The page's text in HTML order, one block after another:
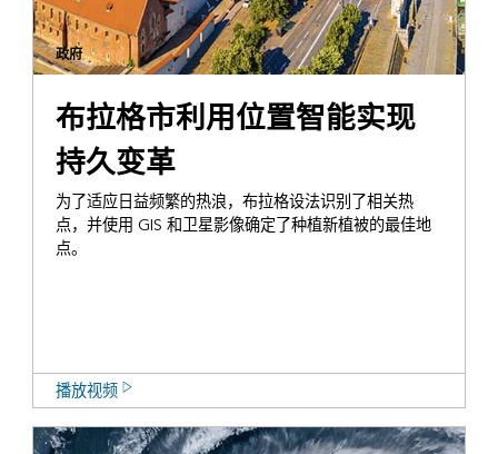
政府
布拉格市利用位置智能实现
持久变革
为了适应日益频繁的热浪，布拉格设法识别了相关热
点，并使用 GIS 和卫星影像确定了种植新植被的最佳地
点。
播放视频